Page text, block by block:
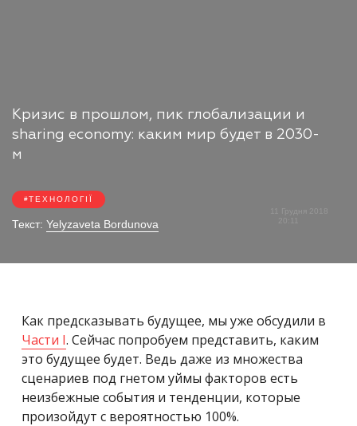
Кризис в прошлом, пик глобализации и
sharing economy: каким мир будет в 2030-
м
ТЕХНОЛОГІЇ
Текст: Yelyzaveta Bordunova
11 Грудня 2018
Как предсказывать будущее, мы уже обсудили в
Части I. Сейчас попробуем представить, каким
это будущее будет. Ведь даже из множества
сценариев под гнетом уймы факторов есть
неизбежные события и тенденции, которые
произойдут с вероятностью 100%.